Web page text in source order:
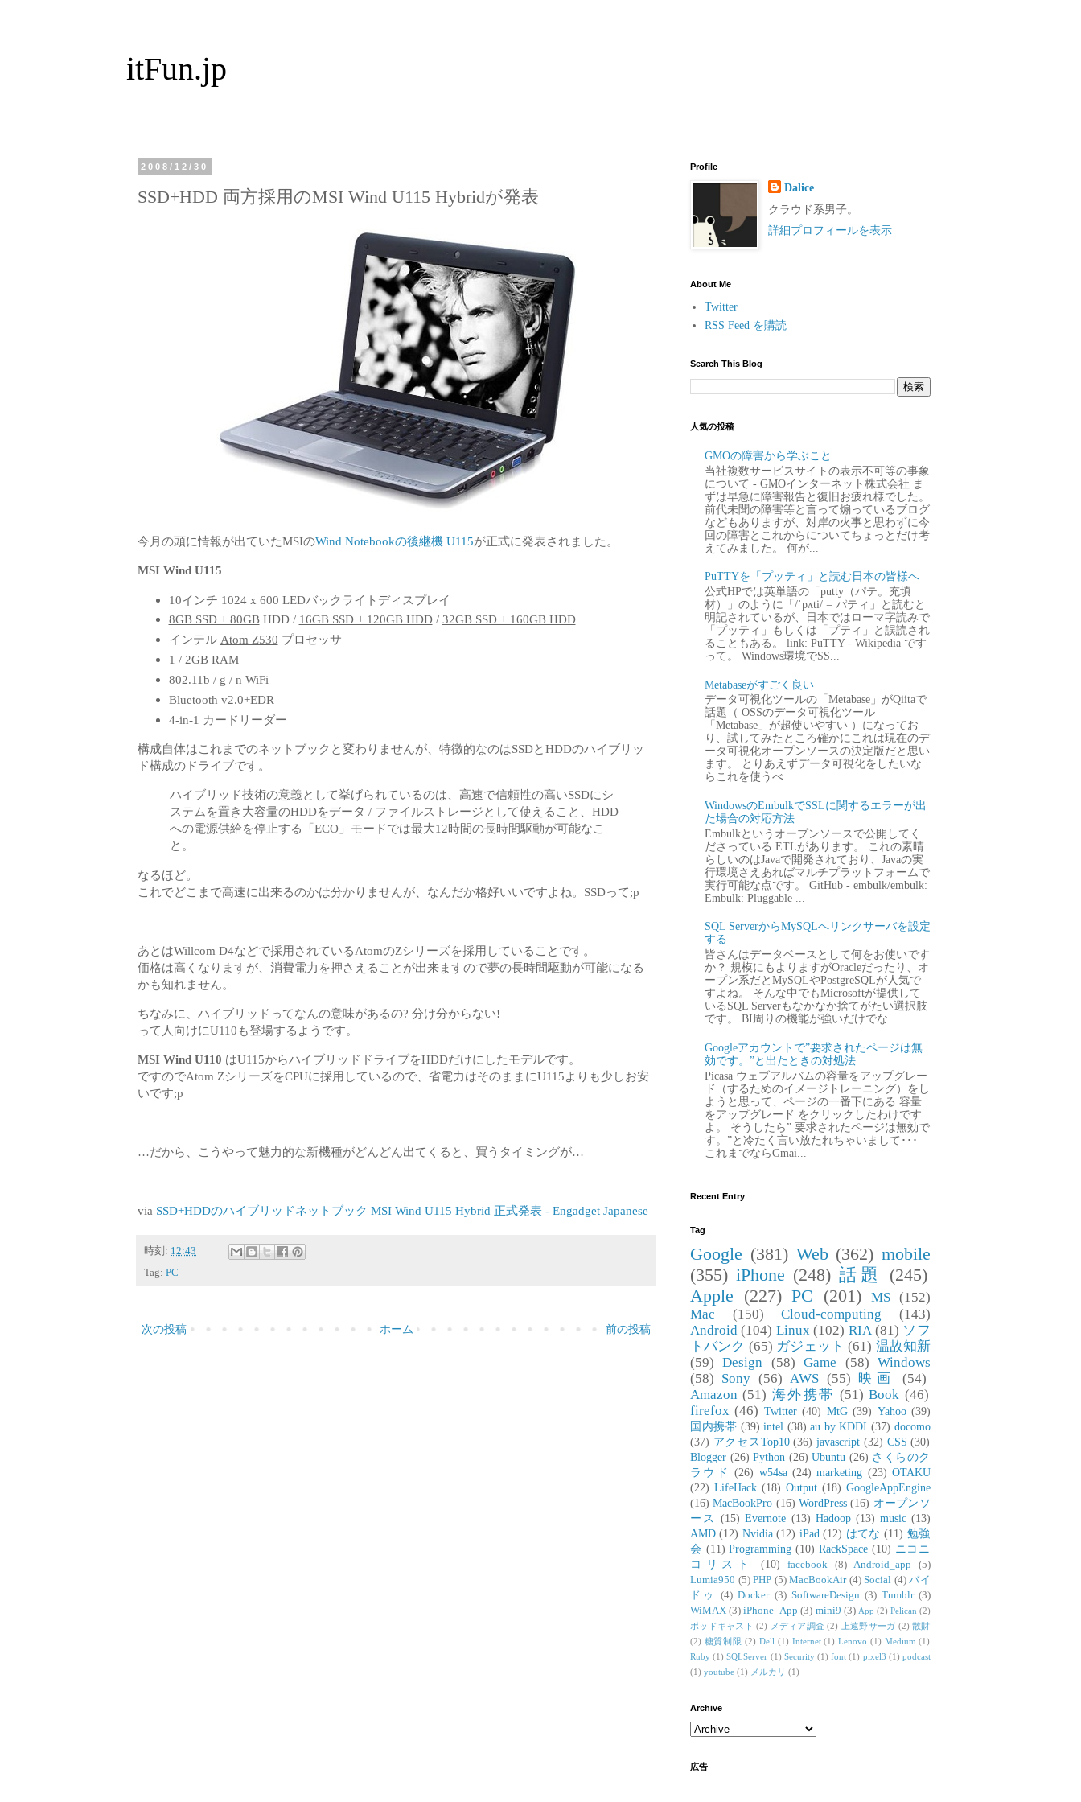
itFun.jp
2008/12/30
SSD+HDD 両方採用のMSI Wind U115 Hybridが発表
今月の頭に情報が出ていたMSIのWind Notebookの後継機 U115が正式に発表されました。
MSI Wind U115
10インチ 1024 x 600 LEDバックライトディスプレイ
8GB SSD + 80GBHDD / 16GB SSD + 120GB HDD/ 32GB SSD + 160GB HDD
インテル Atom Z530 プロセッサ
1 / 2GB RAM
802.11b / g / n WiFi
Bluetooth v2.0+EDR
4-in-1 カードリーダー
構成自体はこれまでのネットブックと変わりませんが、特徴的なのはSSDとHDDのハイブリッ
ド構成のドライブです。
ハイブリッド技術の意義として挙げられているのは、高速で信頼性の高いSSDにシ
ステムを置き大容量のHDDをデータ / ファイルストレージとして使えること、HDD
への電源供給を停止する「ECO」モードでは最大12時間の長時間駆動が可能なこ
と。
なるほど。
これでどこまで高速に出来るのかは分かりませんが、なんだか格好いいですよね。SSDって;p
あとはWillcom D4などで採用されているAtomのZシリーズを採用していることです。
価格は高くなりますが、消費電力を押さえることが出来ますので夢の長時間駆動が可能になる
かも知れません。
ちなみに、ハイブリッドってなんの意味があるの? 分け分からない!
って人向けにU110も登場するようです。
MSI Wind U110 はU115からハイブリッドドライブをHDDだけにしたモデルです。
ですのでAtom ZシリーズをCPUに採用しているので、省電力はそのままにU115よりも少しお安
いです;p
…だから、こうやって魅力的な新機種がどんどん出てくると、買うタイミングが…
via SSD+HDDのハイブリッドネットブック MSI Wind U115 Hybrid 正式発表 - Engadget Japanese
時刻: 12:43
Tag: PC
次の投稿 前の投稿
ホーム
Profile
Dalice
クラウド系男子。
詳細プロフィールを表示
About Me
Twitter
RSS Feed を購読
Search This Blog
人気の投稿
GMOの障害から学ぶこと
当社複数サービスサイトの表示不可等の事象
について - GMOインターネット株式会社 ま
ずは早急に障害報告と復旧お疲れ様でした。
前代未聞の障害等と言って煽っているブログ
などもありますが、対岸の火事と思わずに今
回の障害とこれからについてちょっとだけ考
えてみました。 何が...
PuTTYを「プッティ」と読む日本の皆様へ
公式HPでは英単語の「putty（パテ。充填
材）」のように「/ˈpʌti/ = パティ」と読むと
明記されているが、日本ではローマ字読みで
「プッティ」もしくは「プティ」と誤読され
ることもある。 link: PuTTY - Wikipedia です
って。 Windows環境でSS...
Metabaseがすごく良い
データ可視化ツールの「Metabase」がQiitaで
話題（ OSSのデータ可視化ツール
「Metabase」が超使いやすい ）になってお
り、試してみたところ確かにこれは現在のデ
ータ可視化オープンソースの決定版だと思い
ます。 とりあえずデータ可視化をしたいな
らこれを使うべ...
WindowsのEmbulkでSSLに関するエラーが出
た場合の対応方法
Embulkというオープンソースで公開してく
ださっている ETLがあります。 これの素晴
らしいのはJavaで開発されており、Javaの実
行環境さえあればマルチプラットフォームで
実行可能な点です。 GitHub - embulk/embulk:
Embulk: Pluggable ...
SQL ServerからMySQLへリンクサーバを設定
する
皆さんはデータベースとして何をお使いです
か？ 規模にもよりますがOracleだったり、オ
ープン系だとMySQLやPostgreSQLが人気で
すよね。 そんな中でもMicrosoftが提供して
いるSQL Serverもなかなか捨てがたい選択肢
です。 BI周りの機能が強いだけでな...
Googleアカウントで”要求されたページは無
効です。”と出たときの対処法
Picasa ウェブアルバムの容量をアップグレー
ド（するためのイメージトレーニング）をし
ようと思って、ページの一番下にある 容量
をアップグレード をクリックしたわけです
よ。 そうしたら” 要求されたページは無効で
す。”と冷たく言い放たれちゃいまして･･･
これまでならGmai...
Recent Entry
Tag
Google (381) Web (362) mobile
(355) iPhone (248) 話題
(245)
Apple (227) PC (201) MS (152)
Mac
(150) Cloud-computing
(143)
Android (104) Linux (102) RIA (81) ソフ
トバンク (65) ガジェット (61) 温故知新
(59)
Design (58) Game (58) Windows
(58) Sony (56) AWS (55) 映画
(54)
Amazon (51) 海外携帯 (51) Book (46)
firefox (46) Twitter (40) MtG (39) Yahoo (39)
国内携帯 (39) intel (38) au by KDDI (37) docomo
(37) アクセスTop10 (36) javascript (32) CSS (30)
Blogger (26) Python (26) Ubuntu (26) さくらのク
ラウド
(26) w54sa (24) marketing (23) OTAKU
(22) LifeHack (18) Output (18) GoogleAppEngine
(16) MacBookPro (16) WordPress (16) オープンソ
ース
(15) Evernote (13) Hadoop (13) music (13)
AMD (12) Nvidia (12) iPad (12) はてな (11) 勉強
会 (11) Programming (10) RackSpace (10) ニコニ
コリスト
(10) facebook (8) Android_app
(5)
Lumia950 (5) PHP (5) MacBookAir (4) Social (4) バイ
ドゥ
(4) Docker (3) SoftwareDesign (3) Tumblr (3)
WiMAX (3) iPhone_App (3) mini9 (3) App (2) Pelican (2)
ポッドキャスト (2) メディア調査 (2) 上遠野サーガ (2) 散財
(2) 糖質制限 (2) Dell (1) Internet (1) Lenovo (1) Medium (1)
Ruby (1) SQLServer (1) Security (1) font (1) pixel3 (1) podcast
(1) youtube (1) メルカリ (1)
Archive
広告